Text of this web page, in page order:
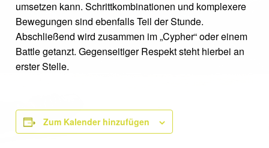
umsetzen kann. Schrittkombinationen und komplexere
Bewegungen sind ebenfalls Teil der Stunde.
Abschließend wird zusammen im „Cypher“ oder einem
Battle getanzt. Gegenseitiger Respekt steht hierbei an
erster Stelle.
Zum Kalender hinzufügen